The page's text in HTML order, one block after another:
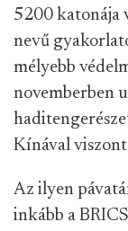
5200 katonája
nevű
mélyebb
novemberben
Kínával viszont
Az ilyen
inkább a